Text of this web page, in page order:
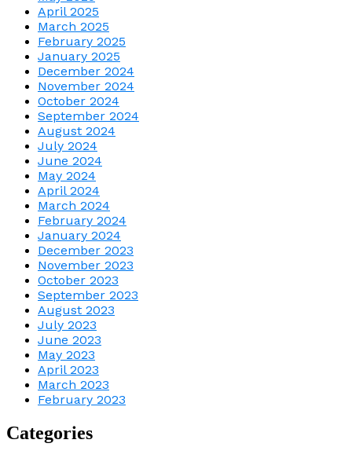
April 2025
March 2025
February 2025
January 2025
December 2024
November 2024
October 2024
September 2024
August 2024
July 2024
June 2024
May 2024
April 2024
March 2024
February 2024
January 2024
December 2023
November 2023
October 2023
September 2023
August 2023
July 2023
June 2023
May 2023
April 2023
March 2023
February 2023
Categories